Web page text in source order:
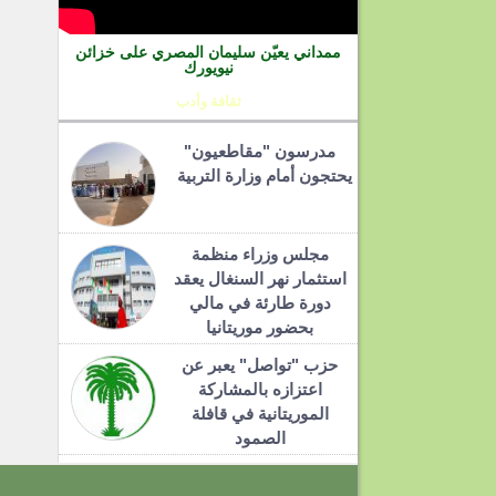
ممداني يعيّن سليمان المصري على خزائن
نيويورك
ثقافة وأدب
مدرسون "مقاطعيون"
يحتجون أمام وزارة التربية
مجلس وزراء منظمة
استثمار نهر السنغال يعقد
دورة طارئة في مالي
بحضور موريتانيا
حزب "تواصل" يعبر عن
اعتزازه بالمشاركة
الموريتانية في قافلة
الصمود